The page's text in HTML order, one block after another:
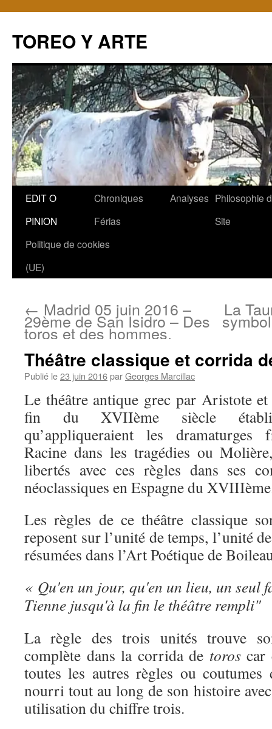
TOREO Y ARTE
Aller
contenu
EDIT O
PINION
Chroniques
Férias
Analyses Philosophie
Site
Politique de cookies
(UE)
← Madrid 05 juin 2016 –
29ème de San Isidro – Des
toros et des hommes.
La
Théâtre classique et corrida
Publié le23 juin 2016parGeorges Marcillac
Le théâtre antique grec par Aristote
fin du XVIIème siècle
qu’appliqueraient les
Racine dans les tragédies ou
libertés avec ces règles dans ses
néoclassiques en Espagne du
Les règles de ce théâtre classique
reposent sur l’unité de temps, l’unité
résumées dans l’Art Poétique de
« Qu'en un jour, qu'en un lieu, un seul
Tienne jusqu'à la fin le théâtre rempli"
La règle des trois unités trouve
complète dans la corrida de toroscar
toutes les autres règles ou coutumes
nourri tout au long de son histoire
utilisation du chiffre trois.